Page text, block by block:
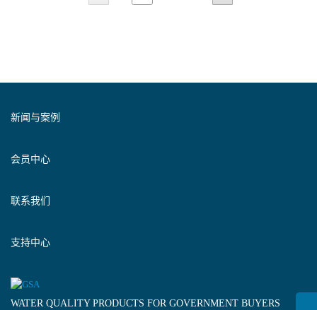
新闻与案例
会员中心
联系我们
支持中心
WATER QUALITY PRODUCTS FOR GOVERNMENT BUYERS